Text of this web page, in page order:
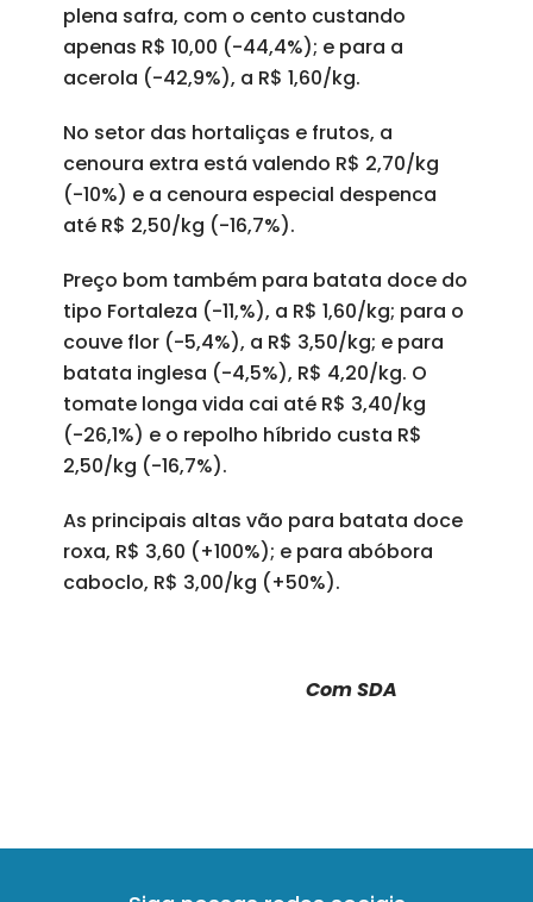
plena safra, com o cento custando
apenas R$ 10,00 (-44,4%); e para a
acerola (-42,9%), a R$ 1,60/kg.
No setor das hortaliças e frutos, a
cenoura extra está valendo R$ 2,70/kg
(-10%) e a cenoura especial despenca
até R$ 2,50/kg (-16,7%).
Preço bom também para batata doce do
tipo Fortaleza (-11,%), a R$ 1,60/kg; para o
couve flor (-5,4%), a R$ 3,50/kg; e para
batata inglesa (-4,5%), R$ 4,20/kg. O
tomate longa vida cai até R$ 3,40/kg
(-26,1%) e o repolho híbrido custa R$
2,50/kg (-16,7%).
As principais altas vão para batata doce
roxa, R$ 3,60 (+100%); e para abóbora
caboclo, R$ 3,00/kg (+50%).
Com SDA